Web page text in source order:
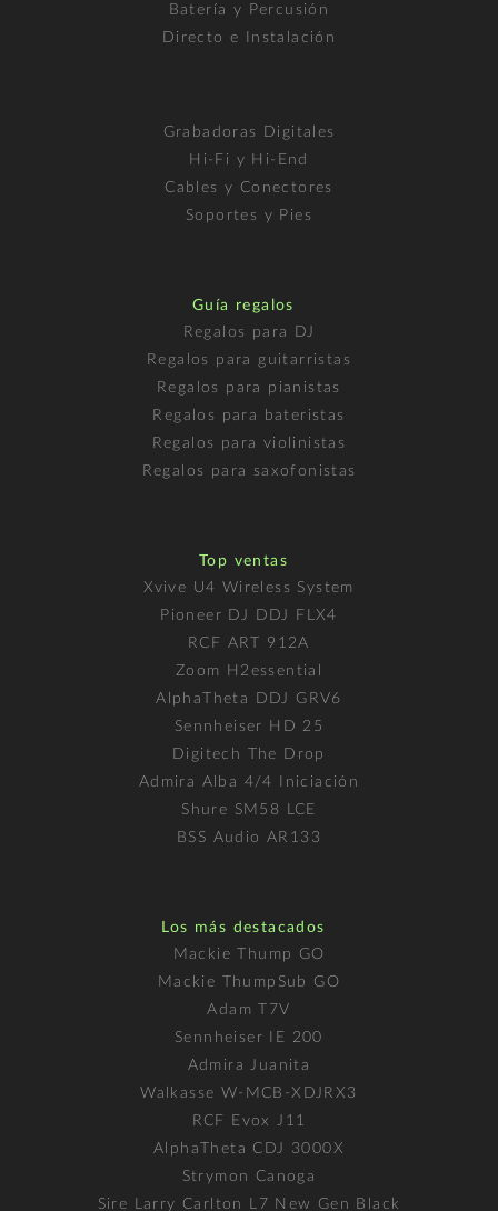
Batería y Percusión
Directo e Instalación
Grabadoras Digitales
Hi-Fi y Hi-End
Cables y Conectores
Soportes y Pies
Guía regalos
Regalos para DJ
Regalos para guitarristas
Regalos para pianistas
Regalos para bateristas
Regalos para violinistas
Regalos para saxofonistas
Top ventas
Xvive U4 Wireless System
Pioneer DJ DDJ FLX4
RCF ART 912A
Zoom H2essential
AlphaTheta DDJ GRV6
Sennheiser HD 25
Digitech The Drop
Admira Alba 4/4 Iniciación
Shure SM58 LCE
BSS Audio AR133
Los más destacados
Mackie Thump GO
Mackie ThumpSub GO
Adam T7V
Sennheiser IE 200
Admira Juanita
Walkasse W-MCB-XDJRX3
RCF Evox J11
AlphaTheta CDJ 3000X
Strymon Canoga
Sire Larry Carlton L7 New Gen Black